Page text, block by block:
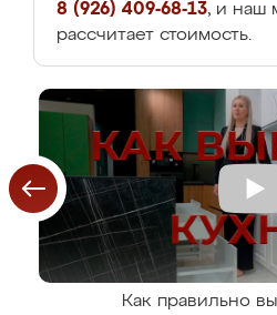
8 (926) 409-68-13, и наш
рассчитает стоимость.
Как правильно